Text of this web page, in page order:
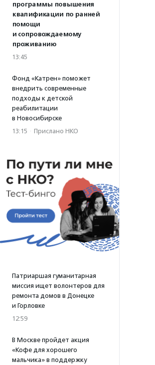
программы повышения
квалификации по ранней
помощи
и сопровождаемому
проживанию
13:45
Фонд «Катрен» поможет
внедрить современные
подходы к детской
реабилитации
в Новосибирске
13:15 · Прислано НКО
Патриаршая гуманитарная
миссия ищет волонтеров для
ремонта домов в Донецке
и Горловке
12:59
В Москве пройдет акция
«Кофе для хорошего
мальчика» в поддержку